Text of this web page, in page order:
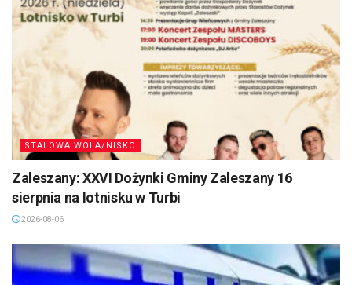
STALOWA WOLA/NISKO
Zaleszany: XXVI Dożynki Gminy Zaleszany 16
sierpnia na lotnisku w Turbi
2026-08-06